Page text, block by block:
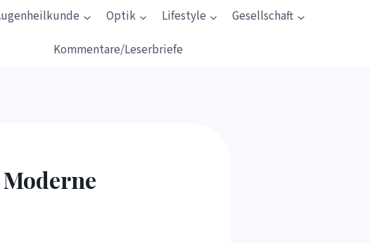
Optik Lifestyle
Gesellschaft
Kommentare/Leserbriefe